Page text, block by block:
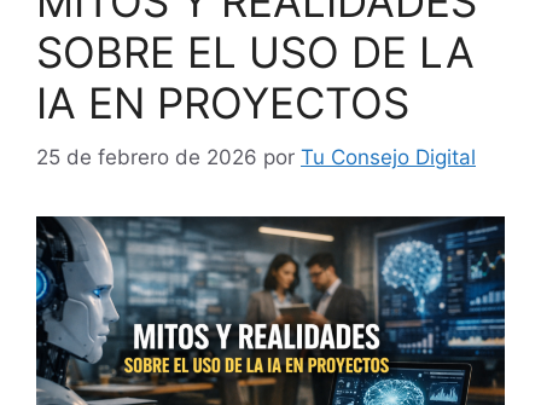
SOBRE EL USO DE LA
IA EN PROYECTOS
25 de febrero de 2026 por Tu Consejo Digital